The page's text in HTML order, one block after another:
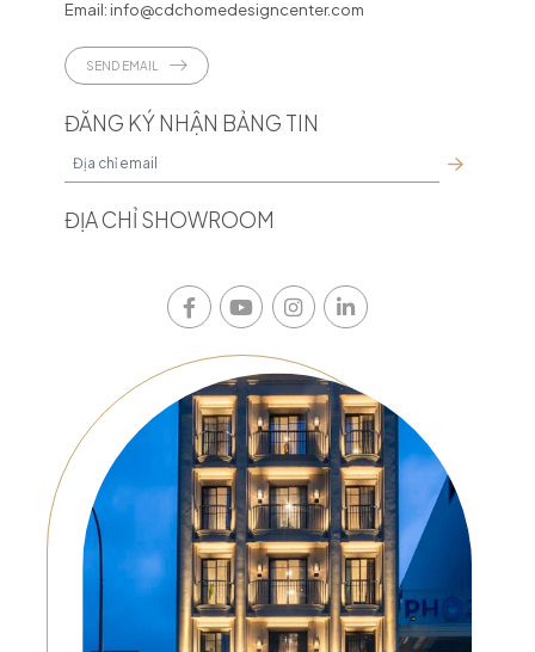
Email: info@cdchomedesigncenter.com
SEND EMAIL
ĐĂNG KÝ NHẬN BẢNG TIN
ĐỊA CHỈ SHOWROOM